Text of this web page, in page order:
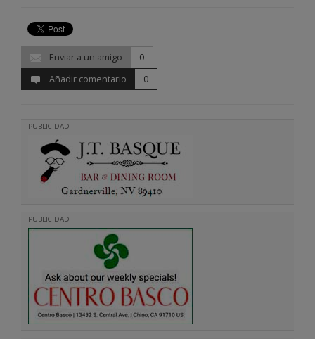
Enviar a un amigo
0
Añadir comentario
0
PUBLICIDAD
PUBLICIDAD